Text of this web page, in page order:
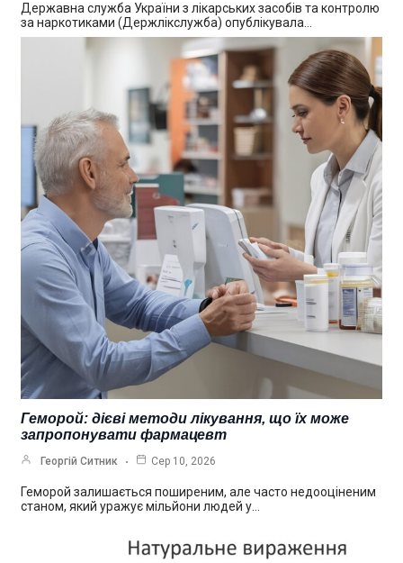
Державна служба України з лікарських засобів та контролю
за наркотиками (Держлікслужба) опублікувала…
Геморой: дієві методи лікування, що їх може
запропонувати фармацевт
Георгій Ситник Сер 10, 2026
Геморой залишається поширеним, але часто недооціненим
станом, який уражує мільйони людей у…